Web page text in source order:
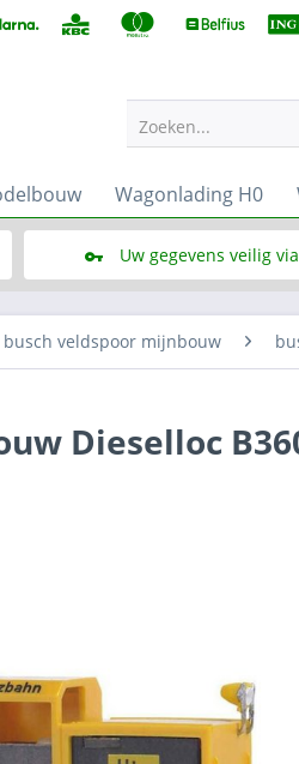
Zoeken...
Wagonlading H0
Uw gegevens veilig via
busch veldspoor mijnbouw
Dieselloc